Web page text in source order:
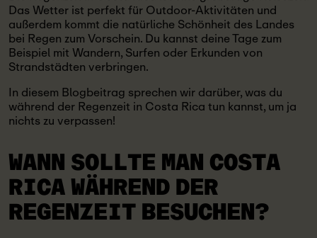
Das Wetter ist perfekt für Outdoor-Aktivitäten und
außerdem kommt die natürliche Schönheit des Landes
bei Regen zum Vorschein. Du kannst deine Tage zum
Beispiel mit Wandern, Surfen oder Erkunden von
Strandstädten verbringen.
In diesem Blogbeitrag sprechen wir darüber, was du
während der Regenzeit in Costa Rica tun kannst, um ja
nichts zu verpassen!
WANN SOLLTE MAN COSTA
RICA WÄHREND DER
REGENZEIT BESUCHEN?